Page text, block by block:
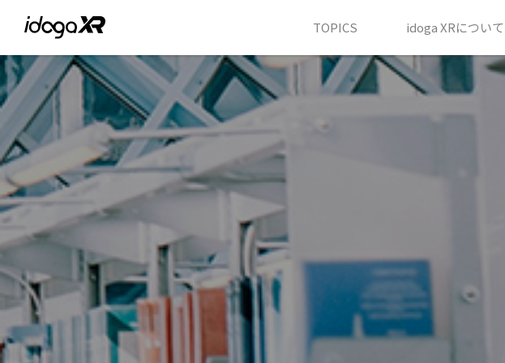
TOPICS idoga XRについて